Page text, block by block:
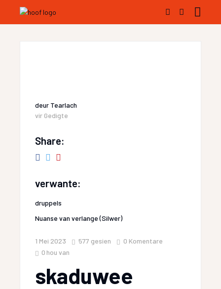
deur Tearlach
vir Gedigte
Share:
verwante:
druppels
Nuanse van verlange (Silwer)
1 Mei 2023 577 gesien
0 Komentare
0 hou van
skaduwee